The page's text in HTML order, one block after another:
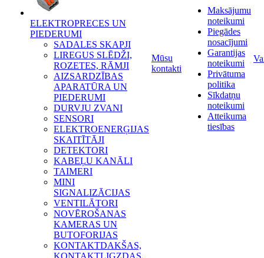
ELEKTROPRECES UN
PIEDERUMI
SADALES SKAPJI
LIREGUS SLĒDŽI,
ROZETES, RĀMJI
AIZSARDZĪBAS
APARATŪRA UN
PIEDERUMI
DURVJU ZVANI
SENSORI
ELEKTROENERĢIJAS
SKAITĪTĀJI
DETEKTORI
KABEĻU KANĀLI
TAIMERI
MINI
SIGNALIZĀCIJAS
VENTILĀTORI
NOVĒROŠANAS
KAMERAS UN
BUTOFORIJAS
KONTAKTDAKŠAS,
KONTAKTLIGZDAS,
Mūsu
kontakti
Maksājumu
noteikumi
Piegādes
nosacījumi
Garantijas
noteikumi
Privātuma
politika
Sīkdatņu
noteikumi
Atteikuma
tiesības